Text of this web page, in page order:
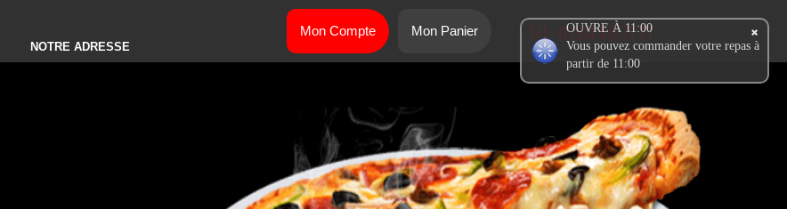
NOTRE ADRESSE
Mon Compte Mon Panier Tél.: 01.64.48.71.71
OUVRE À 11:00
Vous pouvez commander votre repas à
partir de 11:00